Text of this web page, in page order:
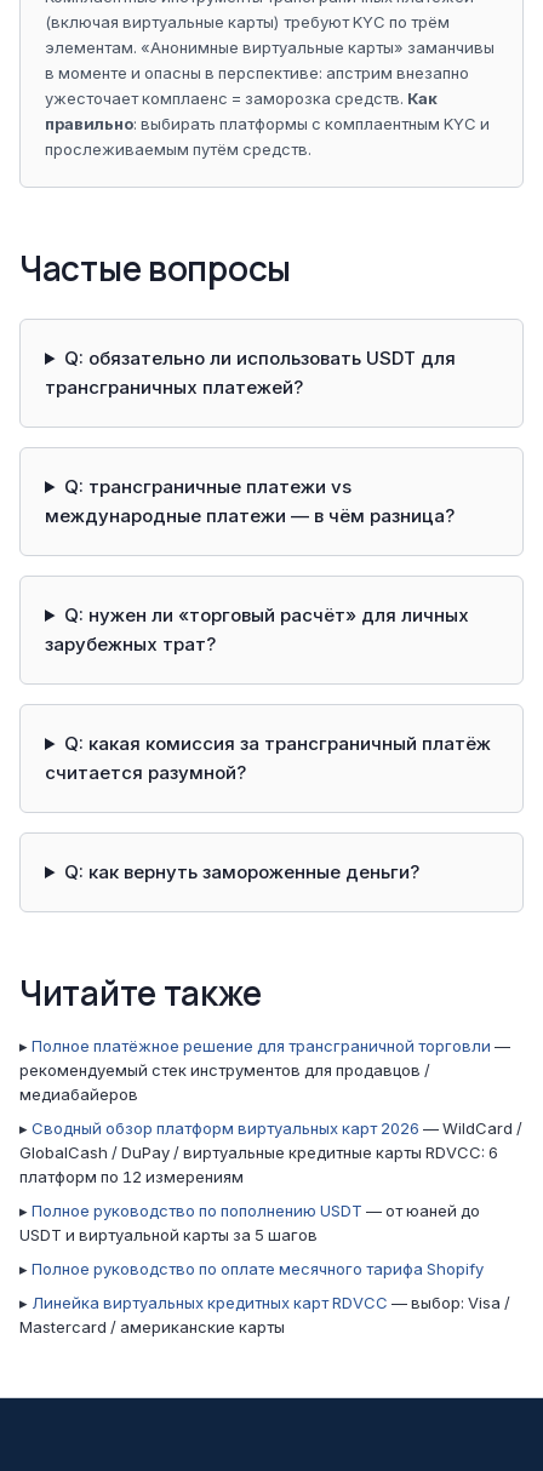
(включая виртуальные карты) требуют KYC по трём
элементам. «Анонимные виртуальные карты» заманчивы
в моменте и опасны в перспективе: апстрим внезапно
ужесточает комплаенс = заморозка средств. Как
правильно: выбирать платформы с комплаентным KYC и
прослеживаемым путём средств.
Частые вопросы
Q: обязательно ли использовать USDT для
трансграничных платежей?
Q: трансграничные платежи vs
международные платежи — в чём разница?
Q: нужен ли «торговый расчёт» для личных
зарубежных трат?
Q: какая комиссия за трансграничный платёж
считается разумной?
Q: как вернуть замороженные деньги?
Читайте также
▸Полное платёжное решение для трансграничной торговли —
рекомендуемый стек инструментов для продавцов /
медиабайеров
▸Сводный обзор платформ виртуальных карт 2026 — WildCard /
GlobalCash / DuPay / виртуальные кредитные карты RDVCC: 6
платформ по 12 измерениям
▸Полное руководство по пополнению USDT — от юаней до
USDT и виртуальной карты за 5 шагов
▸Полное руководство по оплате месячного тарифа Shopify
▸ Линейка виртуальных кредитных карт RDVCC — выбор: Visa /
Mastercard / американские карты